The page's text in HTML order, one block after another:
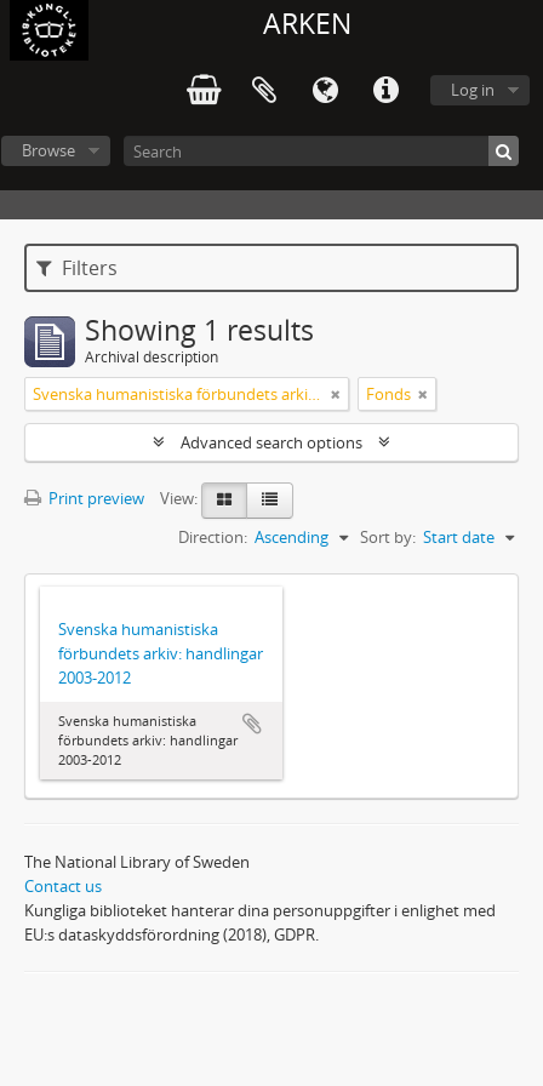
ARKEN
Log in
Browse
Filters
Showing 1 results
Archival description
Svenska humanistiska förbundets arkiv: handlingar 2003-2012 Fonds
Advanced search options
Print preview
View:
Sort by: Start date
Direction: Ascending
Svenska humanistiska
förbundets arkiv: handlingar
2003-2012
Svenska humanistiska
förbundets arkiv: handlingar
2003-2012
The National Library of Sweden
Contact us
Kungliga biblioteket hanterar dina personuppgifter i enlighet med
EU:s dataskyddsförordning (2018), GDPR.